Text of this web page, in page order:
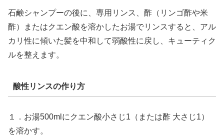
石鹸シャンプーの後に、専用リンス、酢（リンゴ酢や米
酢）またはクエン酸を溶かしたお湯でリンスすると、アル
カリ性に傾いた髪を中和して弱酸性に戻し、キューティク
ルを整えます。
酸性リンスの作り方
１．お湯500mlにクエン酸小さじ1（または酢 大さじ1）
を溶かす。